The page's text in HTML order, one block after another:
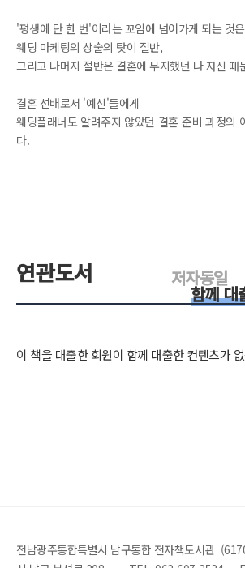
'평생에 단 한 번'이라는 꼬임에 넘어가게 되는 것은
웨딩 마케팅의 상술의 탓이 절반,
그리고 나머지 절반은 결혼에 무지했던 나 자신 때
결혼 선배로서 '예신'들에게
웨딩플래너도 알려주지 않았던 결혼 준비 과정의
다.
연관도서 저자동일
함께 대
이 책을 대출한 회원이 함께 대출한 컨텐츠가
전남광주통합특별시 남구통합 전자책도서관